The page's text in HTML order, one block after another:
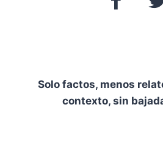
Solo factos, menos
contexto, sin